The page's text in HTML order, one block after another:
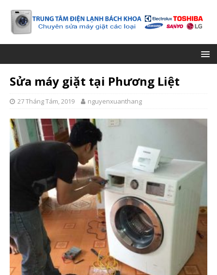
Sửa máy giặt tại Phương Liệt
27 Tháng Tám, 2019 nguyenxuanthang